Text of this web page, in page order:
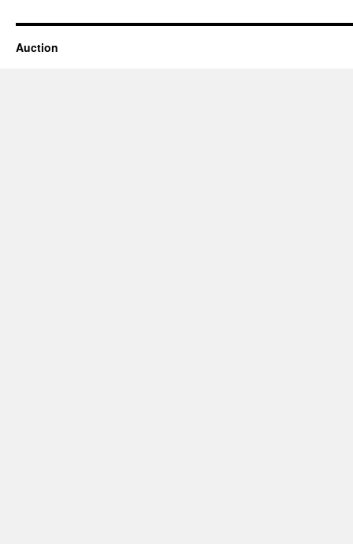
Auction